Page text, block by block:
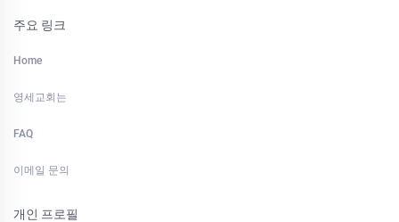
주요 링크
Home
영세교회는
FAQ
이메일 문의
개인 프로필